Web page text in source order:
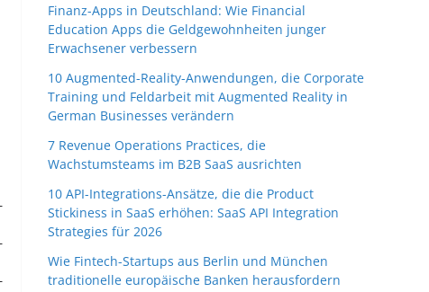
Finanz-Apps in Deutschland: Wie Financial
Education Apps die Geldgewohnheiten junger
Erwachsener verbessern
10 Augmented-Reality-Anwendungen, die Corporate
Training und Feldarbeit mit Augmented Reality in
German Businesses verändern
7 Revenue Operations Practices, die
Wachstumsteams im B2B SaaS ausrichten
10 API-Integrations-Ansätze, die die Product
Stickiness in SaaS erhöhen: SaaS API Integration
Strategies für 2026
Wie Fintech-Startups aus Berlin und München
traditionelle europäische Banken herausfordern